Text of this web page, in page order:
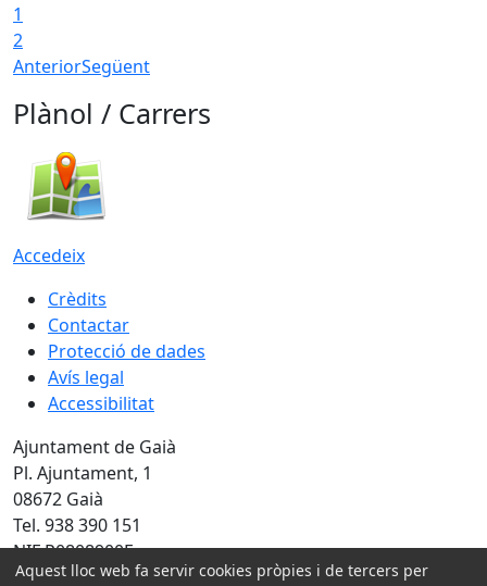
1
2
AnteriorSegüent
Plànol / Carrers
Accedeix
Crèdits
Contactar
Protecció de dades
Avís legal
Accessibilitat
Ajuntament de Gaià
Pl. Ajuntament, 1
08672 Gaià
Tel. 938 390 151
NIF P0808900E
Aquest lloc web fa servir cookies pròpies i de tercers per